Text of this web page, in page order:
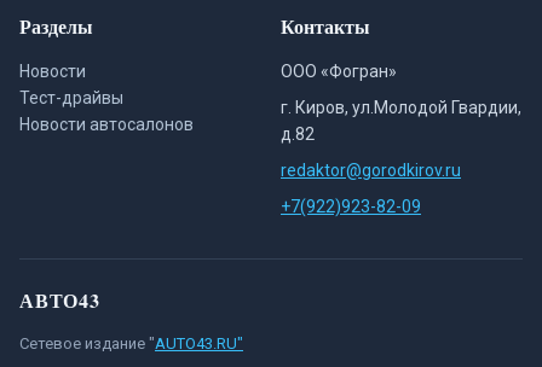
Разделы
Новости
Тест-драйвы
Новости автосалонов
Контакты
ООО «Фогран»
г. Киров, ул.Молодой Гвардии,
д.82
redaktor@gorodkirov.ru
+7(922)923-82-09
АВТО43
Сетевое издание "AUTO43.RU"